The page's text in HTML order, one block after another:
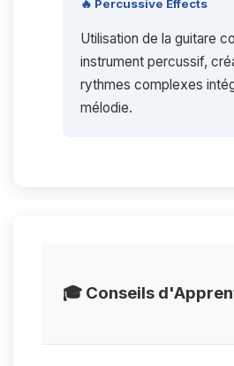
🔥 Percussive Effects
Utilisation de la guitare
instrument percussif,
rythmes complexes
mélodie.
🎓 Conseils